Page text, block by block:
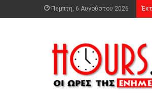
Πέμπτη, 6 Αυγούστου 2026